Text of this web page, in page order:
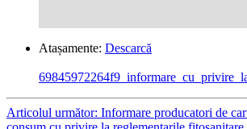
Atașamente: Descarcă
Articolul următor: Informare producatori de